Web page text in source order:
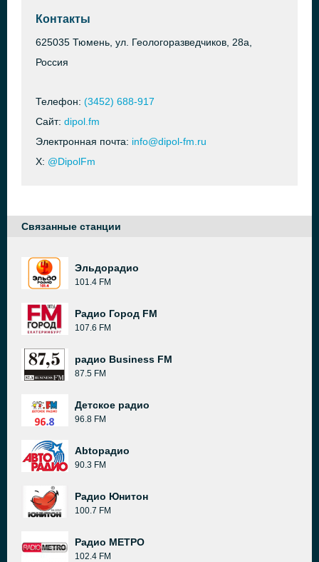
Контакты
625035 Тюмень, ул. Геологоразведчиков, 28а,
Россия
Телефон: (3452) 688-917
Сайт: dipol.fm
Электронная почта: info@dipol-fm.ru
X: @DipolFm
Связанные станции
Эльдорадио
101.4 FM
Радио Город FM
107.6 FM
радио Business FM
87.5 FM
Детское радио
96.8 FM
Abtoрадио
90.3 FM
Радио Юнитон
100.7 FM
Радио МЕТРО
102.4 FM